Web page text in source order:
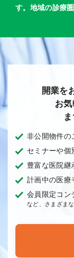
す。地域の診療
開業を
お気
非公開物件の
セミナーや個
豊富な医院継
計画中の医療
会員限定コン
など、さまざま